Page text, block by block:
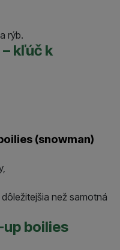
rýb.
kľúč k
(snowman)
než samotná
boilies